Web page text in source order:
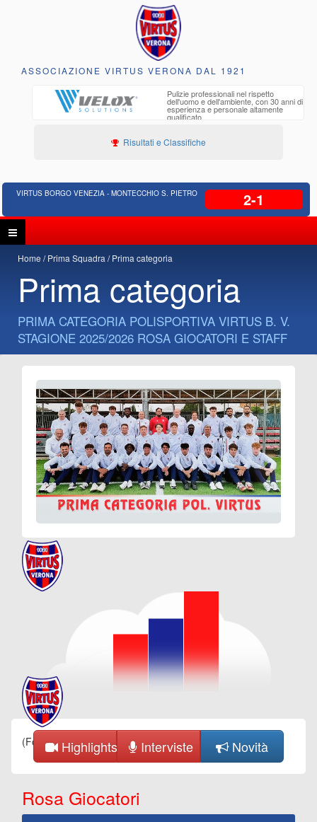
ASSOCIAZIONE VIRTUS VERONA DAL 1921
Pulizie professionali nel rispetto
dell'uomo e dell'ambiente, con 30 anni di
esperienza e personale altamente
qualificato
Risultati e Classifiche
VIRTUS BORGO VENEZIA - MONTECCHIO S. PIETRO 2-1
Home Prima Squadra Prima categoria
Prima categoria
PRIMA CATEGORIA POLISPORTIVA VIRTUS B. V.
STAGIONE 2025/2026 ROSA GIOCATORI E STAFF
(Fonte Tuttocampo)
Highlights Interviste Novità
Rosa Giocatori